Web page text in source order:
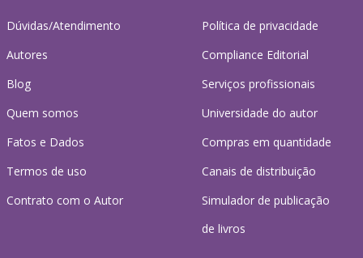
Dúvidas/Atendimento
Autores
Blog
Quem somos
Fatos e Dados
Termos de uso
Contrato com o Autor
Política de privacidade
Compliance Editorial
Serviços profissionais
Universidade do autor
Compras em quantidade
Canais de distribuição
Simulador de publicação
de livros